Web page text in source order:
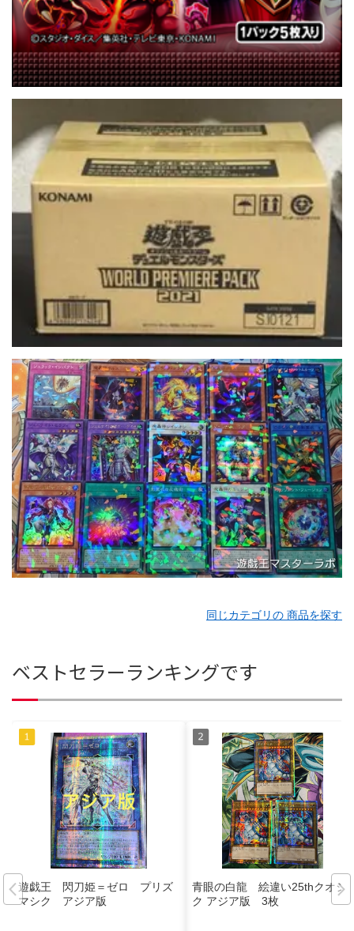
同じカテゴリの 商品を探す
ベストセラーランキングです
遊戯王 閃刀姫＝ゼロ プリズ
マシク アジア版
青眼の白龍 絵違い25thクオシ
ク アジア版 3枚